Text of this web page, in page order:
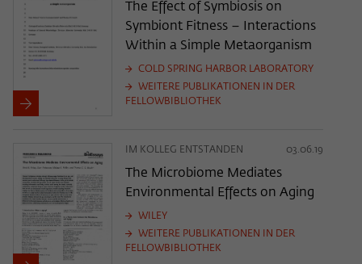
The Effect of Symbiosis on
Symbiont Fitness – Interactions
Within a Simple Metaorganism
COLD SPRING HARBOR LABORATORY
WEITERE PUBLIKATIONEN IN DER
FELLOWBIBLIOTHEK
IM KOLLEG ENTSTANDEN 03.06.19
The Microbiome Mediates
Environmental Effects on Aging
WILEY
WEITERE PUBLIKATIONEN IN DER
FELLOWBIBLIOTHEK